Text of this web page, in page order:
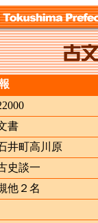
書
井町高川原
史談一
他２名